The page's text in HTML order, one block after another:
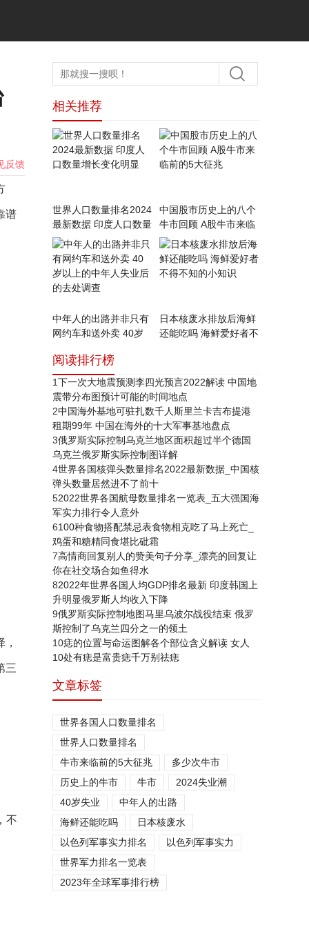
反馈
谱
三
不
相关推荐
世界人口数量排名2024
最新数据 印度人口数量
增长变化明显
中国股市历史上的八个
牛市回顾 A股牛市来临
前的5大征兆
中年人的出路并非只有
网约车和送外卖 40岁
去处调查
日本核废水排放后海鲜
还能吃吗 海鲜爱好者不
阅读排行榜
1下一次大地震预测李四光预言2022解读 中国地
震带分布图预计可能的时间地点
2中国海外基地可驻扎数千人斯里兰卡吉布提港
租期99年 中国在海外的十大军事基地盘点
3俄罗斯实际控制乌克兰地区面积超过半个德国
乌克兰俄罗斯实际控制图详解
4世界各国核弹头数量排名2022最新数据_中国核
弹头数量居然进不了前十
52022世界各国航母数量排名一览表_五大强国海
军实力排行令人意外
6100种食物搭配禁忌表食物相克吃了马上死亡_
鸡蛋和糖精同食堪比砒霜
7高情商回复别人的赞美句子分享_漂亮的回复让
你在社交场合如鱼得水
82022年世界各国人均GDP排名最新 印度韩国上
升明显俄罗斯人均收入下降
9俄罗斯实际控制地图马里乌波尔战役结束 俄罗
斯控制了乌克兰四分之一的领土
10痣的位置与命运图解各个部位含义解读 女人
10处有痣是富贵痣千万别祛痣
文章标签
世界各国人口数量排名
世界人口数量排名
牛市来临前的5大征兆
多少次牛市
历史上的牛市
牛市
2024失业潮
40岁失业
中年人的出路
海鲜还能吃吗
日本核废水
以色列军事实力排名
以色列军事实力
世界军力排名一览表
2023年全球军事排行榜